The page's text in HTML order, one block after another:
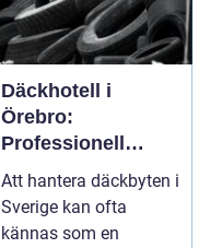
Däckhotell i
Örebro:
Professionell
hantering av dina
däck
Att hantera däckbyten i
Sverige kan ofta
kännas som en